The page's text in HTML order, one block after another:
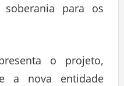
soberania para os
o projeto,
a nova entidade